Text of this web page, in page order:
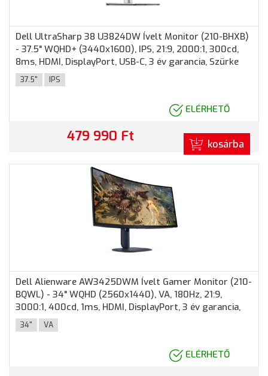
Dell UltraSharp 38 U3824DW Ívelt Monitor (210-BHXB)
- 37.5" WQHD+ (3440x1600), IPS, 21:9, 2000:1, 300cd,
8ms, HDMI, DisplayPort, USB-C, 3 év garancia, Szürke
színben
37.5" IPS
ELÉRHETŐ
479 990 Ft kosárba
Dell Alienware AW3425DWM Ívelt Gamer Monitor (210-
BQWL) - 34" WQHD (2560x1440), VA, 180Hz, 21:9,
3000:1, 400cd, 1ms, HDMI, DisplayPort, 3 év garancia,
Szürke színben
34" VA
ELÉRHETŐ